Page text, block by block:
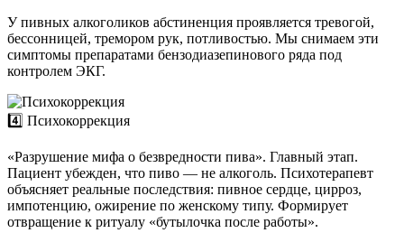
У пивных алкоголиков абстиненция проявляется тревогой,
бессонницей, тремором рук, потливостью. Мы снимаем эти
симптомы препаратами бензодиазепинового ряда под
контролем ЭКГ.
4️⃣ Психокоррекция
«Разрушение мифа о безвредности пива». Главный этап.
Пациент убежден, что пиво — не алкоголь. Психотерапевт
объясняет реальные последствия: пивное сердце, цирроз,
импотенцию, ожирение по женскому типу. Формирует
отвращение к ритуалу «бутылочка после работы».